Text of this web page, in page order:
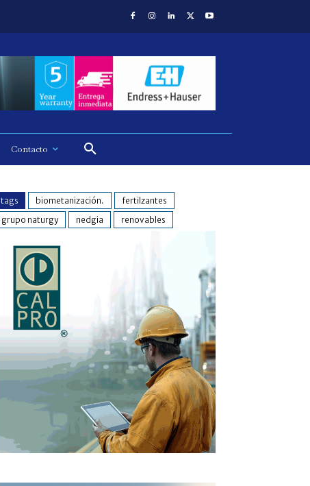
Contacto
tags biometanización.
fertilzantes
grupo naturgy
nedgia renovables